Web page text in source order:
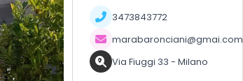
3473843772
marabaronciani@gmai.com
Via Fiuggi 33 - Milano